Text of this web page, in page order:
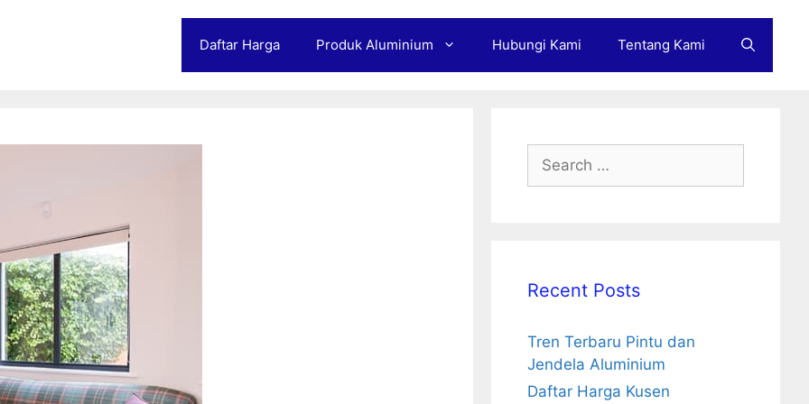
Daftar Harga Produk Aluminium Hubungi Kami Tentang Kami
Search
for:
Recent Posts
Tren Terbaru Pintu dan
Jendela Aluminium
Daftar Harga Kusen